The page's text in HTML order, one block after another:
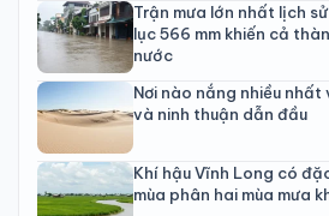
Trận mưa lớn nhất lịch
lục 566 mm khiến cả
nước
Nơi nào nắng nhiều
và ninh thuận dẫn đầu
Khí hậu Vĩnh Long có
mùa phân hai mùa mưa